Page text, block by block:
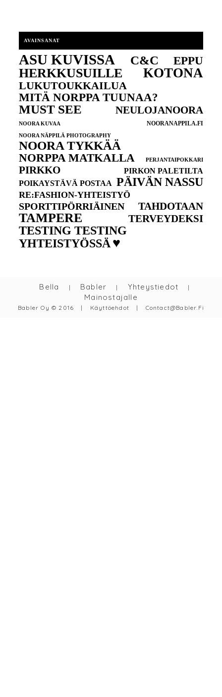
AVAINSANAT
ASU KUVISSA C&C EPPU
HERKKUSUILLE KOTONA
LUKUTOUKKAILUA
MITÄ NORPPA TUUNAA?
MUST SEE NEULOJANOORA
NOORA KUVAA NOORANAPPILA.FI
NOORA NÄPPILÄ PHOTOGRAPHY
NOORA TYKKÄÄ
NORPPA MATKALLA PERJANTAIPOKKARI
PIRKKO
PIRKON PALETILTA
POIKAYSTÄVÄ POSTAA PÄIVÄN NASSU
RE:FASHION-YHTEISTYÖ
SPORTTIPÖRRIÄINEN TAHDOTAAN
TAMPERE TERVEYDEKSI
TESTING TESTING
YHTEISTYÖSSÄ♥
Bella | Babler | Yhteystiedot |
Mainostajalle
Babler Oy © 2016 | Käyttöehdot | Contact@babler.fi